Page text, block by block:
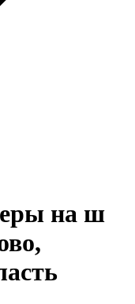
на ш